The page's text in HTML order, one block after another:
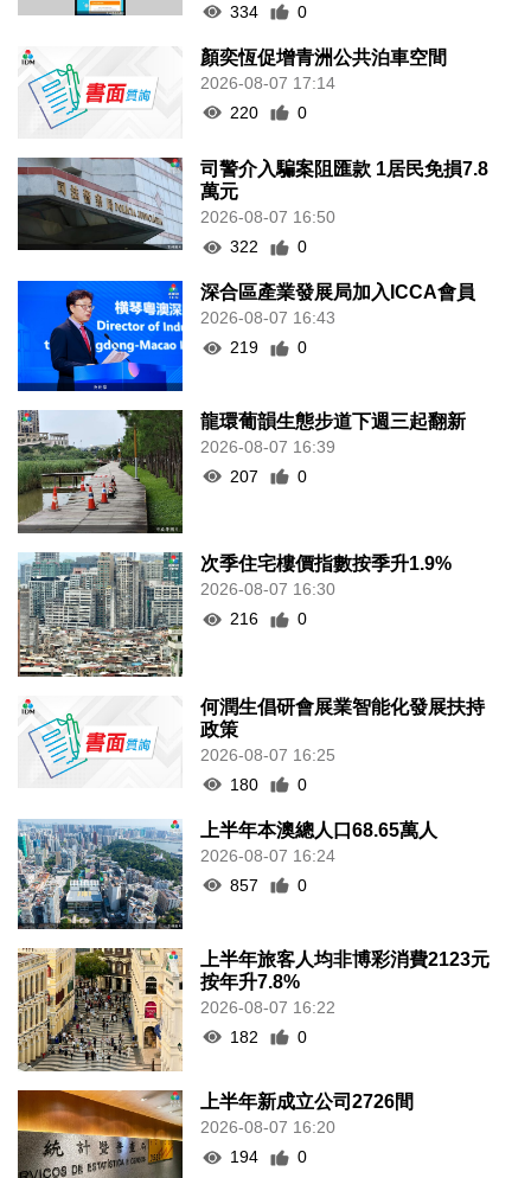
334
0
顏奕恆促增青洲公共泊車空間
2026-08-07 17:14
220
0
司警介入騙案阻匯款 1居民免損7.8
萬元
2026-08-07 16:50
322
0
深合區產業發展局加入ICCA會員
2026-08-07 16:43
219
0
龍環葡韻生態步道下週三起翻新
2026-08-07 16:39
207
0
次季住宅樓價指數按季升1.9%
2026-08-07 16:30
216
0
何潤生倡研會展業智能化發展扶持
政策
2026-08-07 16:25
180
0
上半年本澳總人口68.65萬人
2026-08-07 16:24
857
0
上半年旅客人均非博彩消費2123元
按年升7.8%
2026-08-07 16:22
182
0
上半年新成立公司2726間
2026-08-07 16:20
194
0